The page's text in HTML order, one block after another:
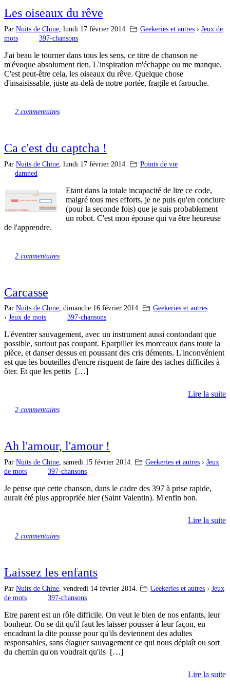
Les oiseaux du rêve
Par Nuits de Chine lundi 17 février 2014. Geekeries et autres › Jeux de
mots
397-chansons
J'ai beau le tourner dans tous les sens, ce titre de chanson ne
m'évoque absolument rien. L'inspiration m'échappe ou me manque.
C'est peut-être cela, les oiseaux du rêve. Quelque chose
d'insaisissable, juste au-delà de notre portée, fragile et farouche.
2 commentaires
Ca c'est du captcha !
Par Nuits de Chine lundi 17 février 2014.
Points de vie
damned
Etant dans la totale incapacité de lire ce code,
malgré tous mes efforts, je ne puis qu'en conclure
(pour la seconde fois) que je suis probablement
un robot. C'est mon épouse qui va être heureuse
de l'apprendre.
2 commentaires
Carcasse
Par Nuits de Chine, dimanche 16 février 2014.
Geekeries et autres
› Jeux de mots 397-chansons
L'éventrer sauvagement, avec un instrument aussi contondant que
possible, surtout pas coupant. Eparpiller les morceaux dans toute la
pièce, et danser dessus en poussant des cris déments. L'inconvénient
est que les bouteilles d'encre risquent de faire des taches difficiles à
ôter. Et que les petits […]
Lire la suite
2 commentaires
Ah l'amour, l'amour !
Par Nuits de Chine, samedi 15 février 2014. Geekeries et autres › Jeux
de mots
397-chansons
Je pense que cette chanson, dans le cadre des 397 à prise rapide,
aurait été plus appropriée hier (Saint Valentin). M'enfin bon.
Lire la suite
2 commentaires
Laissez les enfants
Par Nuits de Chine, vendredi 14 février 2014. Geekeries et autres › Jeux
de mots
397-chansons
Etre parent est un rôle difficile. On veut le bien de nos enfants, leur
bonheur. On se dit qu'il faut les laisser pousser à leur façon, en
encadrant la dite pousse pour qu'ils deviennent des adultes
responsables, sans élaguer sauvagement ce qui nous déplaît ou sort
du chemin qu'on voudrait qu'ils […]
Lire la suite